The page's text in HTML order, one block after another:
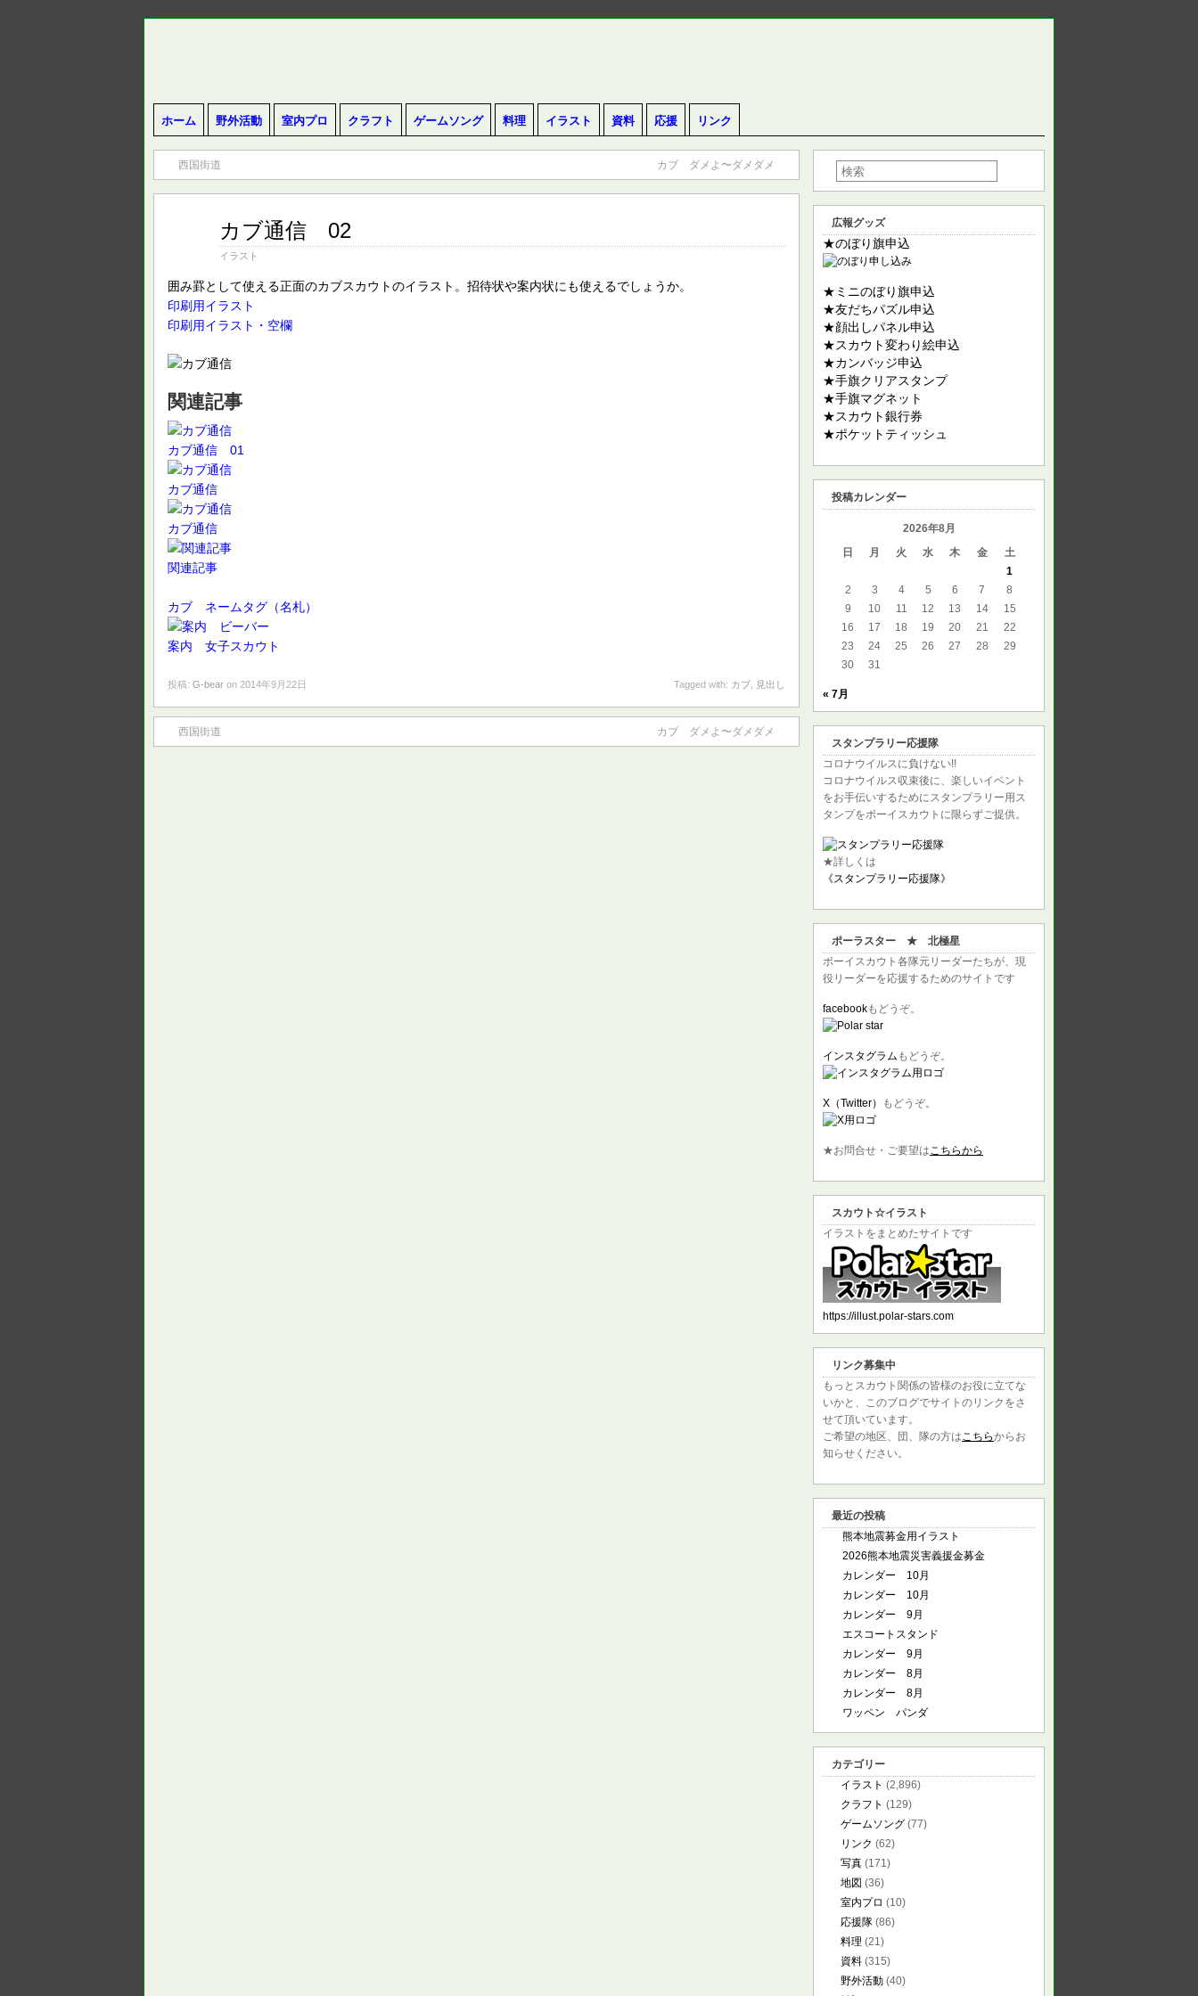
ホーム 野外活動 室内プロ クラフト ゲームソング 料理 イラスト 資料 応援 リンク
西国街道 カブ ダメよ〜ダメダメ
カブ通信 02
イラスト
囲み罫として使える正面のカブスカウトのイラスト。招待状や案内状にも使えるでしょうか。
印刷用イラスト
印刷用イラスト・空欄
関連記事
カブ通信 01
カブ通信
カブ通信
関連記事
カブ ネームタグ（名札）
案内 女子スカウト
投稿: G-bear on 2014年9月22日 Tagged with: カブ 見出し
西国街道 カブ ダメよ〜ダメダメ
広報グッズ
★のぼり旗申込
★ミニのぼり旗申込
★友だちパズル申込
★顔出しパネル申込
★スカウト変わり絵申込
★カンバッジ申込
★手旗クリアスタンプ
★手旗マグネット
★スカウト銀行券
★ポケットティッシュ
投稿カレンダー
2026年8月
日
月 火 水 木 金
土
1
2
3 4 5 6 7
8
9
10 11 12 13 14
15
16
17 18 19 20 21
22
23
24 25 26 27 28
29
30
31
« 7月
スタンプラリー応援隊
コロナウイルスに負けない!!
コロナウイルス収束後に、楽しいイベント
をお手伝いするためにスタンプラリー用ス
タンプをボーイスカウトに限らずご提供。
★詳しくは
《スタンプラリー応援隊》
ポーラスター ★ 北極星
ボーイスカウト各隊元リーダーたちが、現
役リーダーを応援するためのサイトです
facebookもどうぞ。
インスタグラム もどうぞ。
X（Twitter） もどうぞ。
★お問合せ・ご要望はこちらから
スカウト☆イラスト
イラストをまとめたサイトです
https://illust.polar-stars.com
リンク募集中
もっとスカウト関係の皆様のお役に立てな
いかと、このブログでサイトのリンクをさ
せて頂いています。
ご希望の地区、団、隊の方はこちらからお
知らせください。
最近の投稿
熊本地震募金用イラスト
2026熊本地震災害義援金募金
カレンダー 10月
カレンダー 10月
カレンダー 9月
エスコートスタンド
カレンダー 9月
カレンダー 8月
カレンダー 8月
ワッペン パンダ
カテゴリー
イラスト (2,896)
クラフト (129)
ゲームソング (77)
リンク (62)
写真 (171)
地図 (36)
室内プロ (10)
応援隊 (86)
料理 (21)
資料 (315)
野外活動 (40)